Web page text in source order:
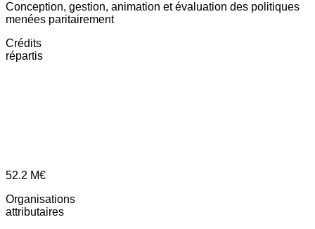
Conception, gestion, animation et évaluation des politiques
menées paritairement
Crédits
répartis
52.2 M€
Organisations
attributaires